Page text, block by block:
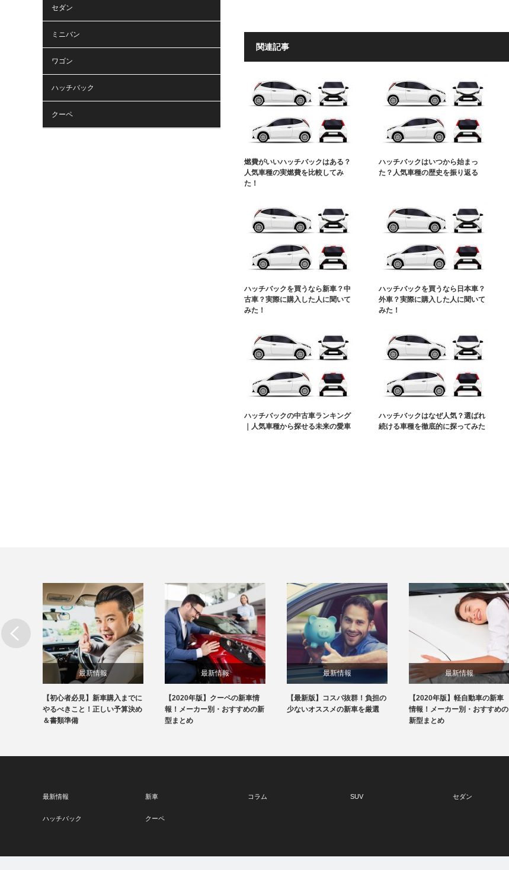
関連記事
燃費がいいハッチバックはある？
人気車種の実燃費を比較してみ
た！
ハッチバックはいつから始まっ
た？人気車種の歴史を振り返る
ハッチバックを買うなら新車？中
古車？実際に購入した人に聞いて
みた！
ハッチバックを買うなら日本車？
外車？実際に購入した人に聞いて
みた！
ハッチバックの中古車ランキング
｜人気車種から探せる未来の愛車
ハッチバックはなぜ人気？選ばれ
続ける車種を徹底的に探ってみた
セダン
ミニバン
ワゴン
ハッチバック
クーペ
最新情報
【初心者必見】新車購入までに
やるべきこと！正しい予算決め
＆書類準備
最新情報
【2020年版】クーペの新車情
報！メーカー別・おすすめの新
型まとめ
最新情報
【最新版】コスパ抜群！負担の
少ないオススメの新車を厳選
最新情報
【2020年版】軽自動車の新車
情報！メーカー別・おすすめの
新型まとめ
最新情報 新車 コラム SUV セダン
ハッチバック クーペ